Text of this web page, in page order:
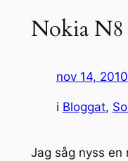
Nokia N8
nov 14, 2010
i Bloggat,
Jag såg nyss en